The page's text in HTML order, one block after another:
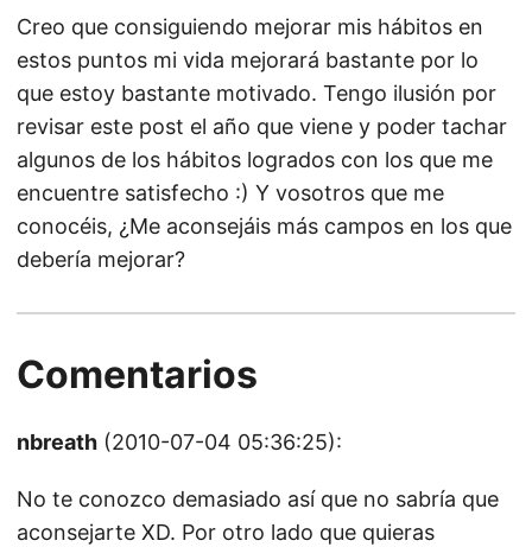
Creo que consiguiendo mejorar mis hábitos en
estos puntos mi vida mejorará bastante por lo
que estoy bastante motivado. Tengo ilusión por
revisar este post el año que viene y poder tachar
algunos de los hábitos logrados con los que me
encuentre satisfecho :) Y vosotros que me
conocéis, ¿Me aconsejáis más campos en los que
debería mejorar?
Comentarios
nbreath (2010-07-04 05:36:25):
No te conozco demasiado así que no sabría que
aconsejarte XD. Por otro lado que quieras